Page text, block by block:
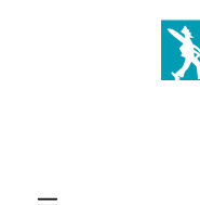
Zum Hauptinhalt